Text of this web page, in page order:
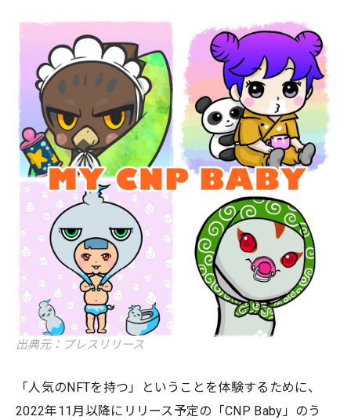
出典元：プレスリリース
「人気のNFTを持つ」ということを体験するために、
2022年11月以降にリリース予定の「CNP Baby」のう